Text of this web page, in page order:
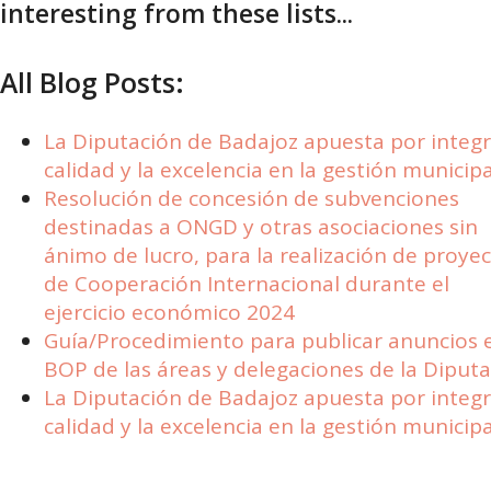
interesting from these lists...
All Blog Posts:
La Diputación de Badajoz apuesta por
calidad y la excelencia en la gestión
Resolución de concesión de subvenciones
destinadas a ONGD y otras asociaciones sin
ánimo de lucro, para la realización de
de Cooperación Internacional durante el
ejercicio económico 2024
Guía/Procedimiento para publicar anuncios
BOP de las áreas y delegaciones de la
La Diputación de Badajoz apuesta por
calidad y la excelencia en la gestión